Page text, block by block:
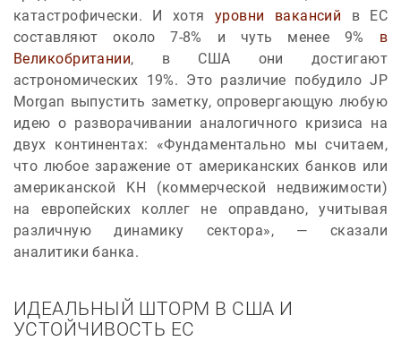
катастрофически. И хотя уровни вакансий в ЕС
составляют около 7-8% и чуть менее 9% в
Великобритании, в США они достигают
астрономических 19%. Это различие побудило JP
Morgan выпустить заметку, опровергающую любую
идею о разворачивании аналогичного кризиса на
двух континентах: «Фундаментально мы считаем,
что любое заражение от американских банков или
американской KH (коммерческой недвижимости)
на европейских коллег не оправдано, учитывая
различную динамику сектора», — сказали
аналитики банка.
ИДЕАЛЬНЫЙ ШТОРМ В США И
УСТОЙЧИВОСТЬ ЕС